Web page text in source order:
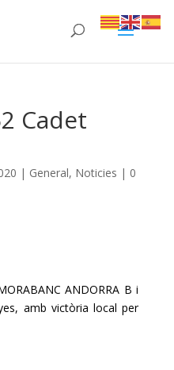
Cadet
| General, Noticies | 0
ANDORRA B i
amb victòria local per